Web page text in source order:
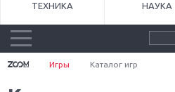
ТЕХНИКА НАУКА
Игры Каталог игр